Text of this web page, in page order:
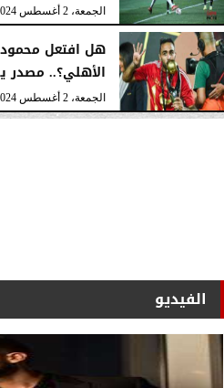
الجمعة، 2 أغسطس 2024
هل افتعل محمود
الأهلي؟.. مصدر
الجمعة، 2 أغسطس 2024
الفيديو